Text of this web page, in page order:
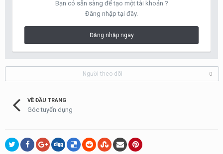
Bạn có sẵn sàng để tạo một tài khoản ?
Đăng nhập tại đây.
Đăng nhập ngay
Người theo dõi 0
VỀ ĐẦU TRANG
Góc tuyển dụng